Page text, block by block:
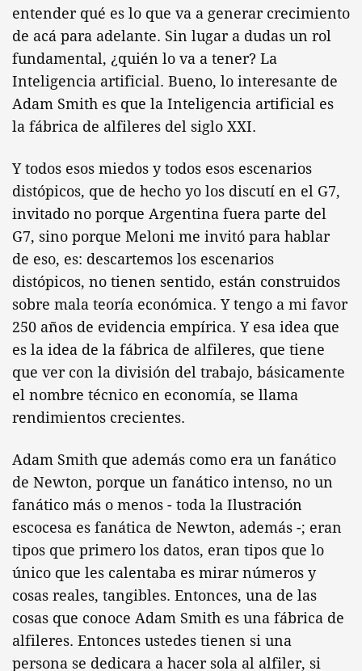
entender qué es lo que va a generar crecimiento
de acá para adelante. Sin lugar a dudas un rol
fundamental, ¿quién lo va a tener? La
Inteligencia artificial. Bueno, lo interesante de
Adam Smith es que la Inteligencia artificial es
la fábrica de alfileres del siglo XXI.
Y todos esos miedos y todos esos escenarios
distópicos, que de hecho yo los discutí en el G7,
invitado no porque Argentina fuera parte del
G7, sino porque Meloni me invitó para hablar
de eso, es: descartemos los escenarios
distópicos, no tienen sentido, están construidos
sobre mala teoría económica. Y tengo a mi favor
250 años de evidencia empírica. Y esa idea que
es la idea de la fábrica de alfileres, que tiene
que ver con la división del trabajo, básicamente
el nombre técnico en economía, se llama
rendimientos crecientes.
Adam Smith que además como era un fanático
de Newton, porque un fanático intenso, no un
fanático más o menos - toda la Ilustración
escocesa es fanática de Newton, además -; eran
tipos que primero los datos, eran tipos que lo
único que les calentaba es mirar números y
cosas reales, tangibles. Entonces, una de las
cosas que conoce Adam Smith es una fábrica de
alfileres. Entonces ustedes tienen si una
persona se dedicara a hacer sola al alfiler, si